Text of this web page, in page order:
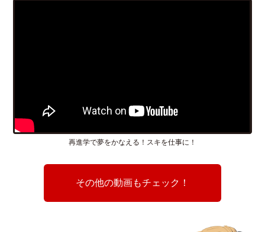
再進学で夢をかなえる！スキを仕事に！
その他の動画もチェック！